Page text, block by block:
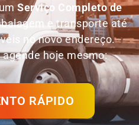
Serviço Completo de
e transporte até
no novo endereço.
hoje mesmo:
RÁPIDO